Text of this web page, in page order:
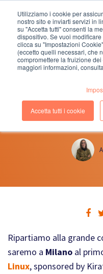
Utilizziamo i cookie per
nostro sito e inviarti servizi in
su "Accetta tutti" consenti la
dispositivo. Se vuoi
clicca su "Impostazioni
(eccetto quelli necessari, che
compromettere la fruizione
maggiori informazioni,
Accetta tutti i cookie
MEETUP
PLATFORM" -
Ripartiamo alla grande
saremo a Milano al
Linux, sponsored by